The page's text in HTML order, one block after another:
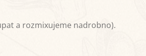
a rozmixujeme nadrobno).